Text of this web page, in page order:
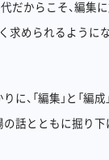
だからこそ、編集
求められるように
に、「編集」と「編
の話とともに掘り